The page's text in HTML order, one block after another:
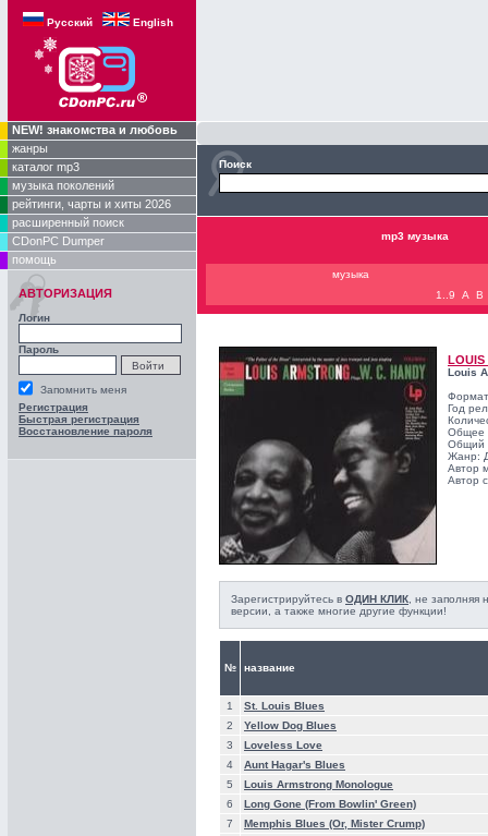
Русский English
NEW! знакомства и любовь
жанры
каталог mp3
музыка поколений
рейтинги, чарты и хиты 2026
расширенный поиск
CDonPC Dumper
помощь
АВТОРИЗАЦИЯ
Логин
Пароль
Запомнить меня
Регистрация
Быстрая регистрация
Восстановление пароля
Поиск
mp3 музыка
музыка
1..9
A B
LOUIS
Louis
Год
Общее
Общий
Жанр:
Автор
Автор
Зарегистрируйтесь в ОДИН КЛИК , не
версии, а также многие другие функции!
№ название
1
St. Louis Blues
2
Yellow Dog Blues
3
Loveless Love
4
Aunt Hagar's Blues
5
Louis Armstrong Monologue
6
Long Gone (From Bowlin' Green)
7
Memphis Blues (Or, Mister Crump)